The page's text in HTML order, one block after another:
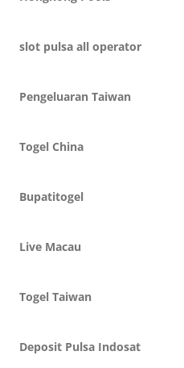
slot pulsa all operator
Pengeluaran Taiwan
Togel China
Bupatitogel
Live Macau
Togel Taiwan
Deposit Pulsa Indosat